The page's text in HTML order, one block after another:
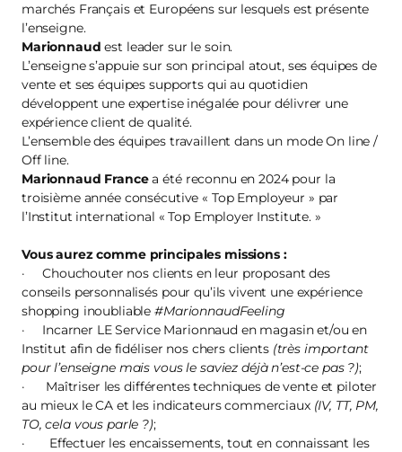
marchés Français et Européens sur lesquels est présente
l’enseigne.
Marionnaud est leader sur le soin.
L’enseigne s’appuie sur son principal atout, ses équipes de
vente et ses équipes supports qui au quotidien
développent une expertise inégalée pour délivrer une
expérience client de qualité.
L’ensemble des équipes travaillent dans un mode On line /
Off line.
Marionnaud Francea été reconnu en 2024 pour la
troisième année consécutive « Top Employeur » par
l’Institut international « Top Employer Institute. »
Vous aurez comme principales missions :
· Chouchouter nos clients en leur proposant des
conseils personnalisés pour qu’ils vivent une expérience
shopping inoubliable#MarionnaudFeeling
· Incarner LE Service Marionnaud en magasin et/ou en
Institut afin de fidéliser nos chers clients (très important
pour l’enseigne mais vous le saviez déjà n’est-ce pas ?);
· Maîtriser les différentes techniques de vente et piloter
au mieux le CA et les indicateurs commerciaux (IV, TT, PM,
TO, cela vous parle ?);
· Effectuer les encaissements, tout en connaissant les